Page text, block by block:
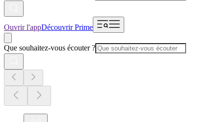
Ouvrir l'appDécouvrir Prime
Que souhaitez-vous écouter ?